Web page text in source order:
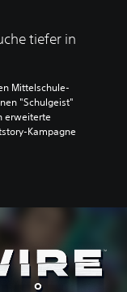
tiefer in
Mittelschule-
"Schulgeist"
erweiterte
Kampagne